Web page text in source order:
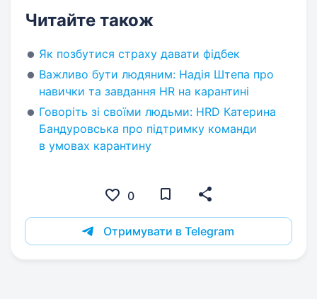
Читайте також
Як позбутися страху давати фідбек
Важливо бути людяним: Надія Штепа про
навички та завдання HR на карантині
Говоріть зі своїми людьми: HRD Катерина
Бандуровська про підтримку команди
в умовах карантину
0
Отримувати в Telegram